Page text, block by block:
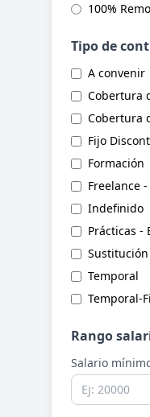
100%
Tipo de
A convenir
Cobertura
Cobertura
Fijo
Formación
Freelance
Indefinido
Prácticas -
Sustitución
Temporal
Temporal-
Rango
Salario